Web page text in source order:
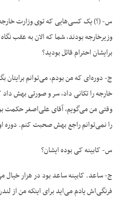
س- (؟) یک کسی‌هایی که توی وزارت
وزیرخارجه بودند، شما که الان به عقب
برایشان احترام قائل بودید؟
ج- دوره‌ای که من بودم، می‌توانم برایتان
خارجه را تکانی داد، سر و صورتی بهش
وقتی من می‌گویم، آقای علی‌اصغر حکمت
را نمی‌توانم راجع بهش صحبت کنم. دوره
س- کابینه کی بوده ایشان؟
ج- ساعد. کابینه ساعد بود در هزار خیال
فرنگی‌اش یادم می‌اید برای اینکه من از